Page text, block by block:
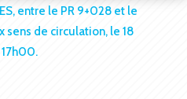
entre le PR 9+028 et le
sens de circulation, le 18